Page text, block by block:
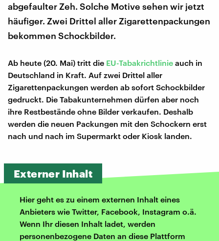
abgefaulter Zeh. Solche Motive sehen wir jetzt
häufiger. Zwei Drittel aller Zigarettenpackungen
bekommen Schockbilder.
Ab heute (20. Mai) tritt die EU-Tabakrichtlinie auch in
Deutschland in Kraft. Auf zwei Drittel aller
Zigarettenpackungen werden ab sofort Schockbilder
gedruckt. Die Tabakunternehmen dürfen aber noch
ihre Restbestände ohne Bilder verkaufen. Deshalb
werden die neuen Packungen mit den Schockern erst
nach und nach im Supermarkt oder Kiosk landen.
Externer Inhalt
Hier geht es zu einem externen Inhalt eines
Anbieters wie Twitter, Facebook, Instagram o.ä.
Wenn Ihr diesen Inhalt ladet, werden
personenbezogene Daten an diese Plattform